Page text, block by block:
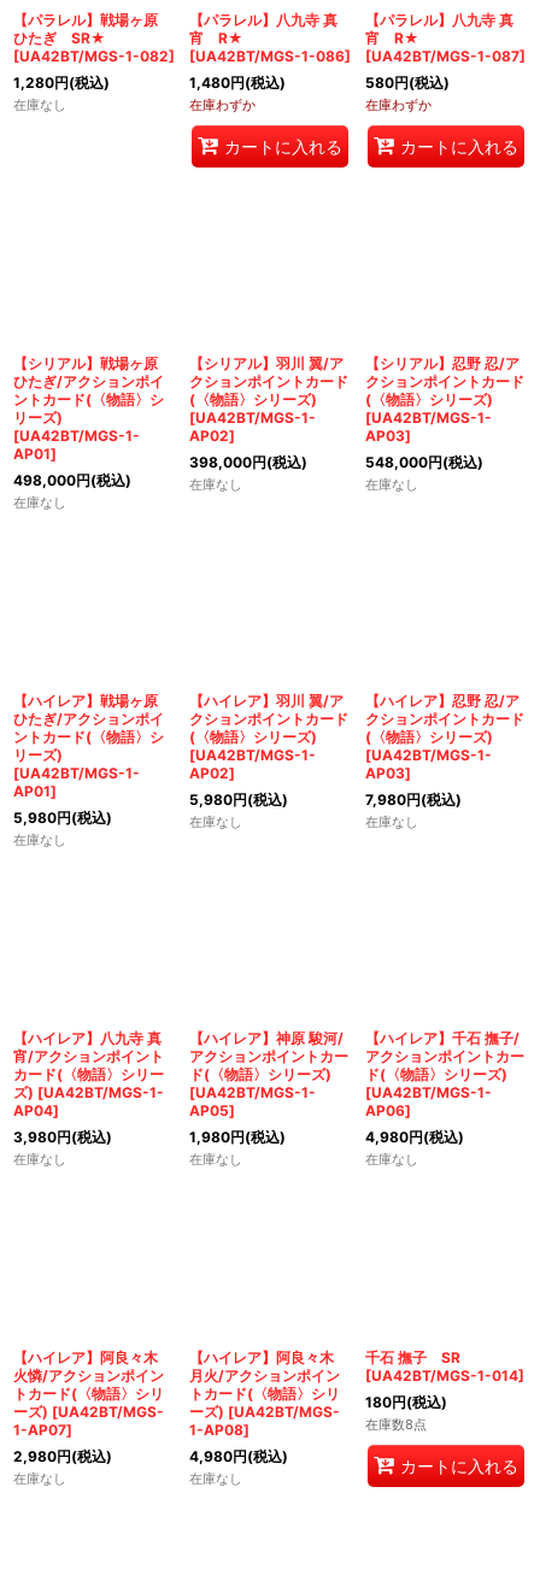
【パラレル】戦場ヶ原
ひたぎ SR★
[UA42BT/MGS-1-082]
1,280円(税込)
在庫なし
【パラレル】八九寺 真
宵 R★
[UA42BT/MGS-1-086]
1,480円(税込)
在庫わずか
カートに入れる
【パラレル】八九寺 真
宵 R★
[UA42BT/MGS-1-087]
580円(税込)
在庫わずか
カートに入れる
【シリアル】戦場ヶ原
ひたぎ/アクションポイ
ントカード(〈物語〉シ
リーズ)
[UA42BT/MGS-1-
AP01]
498,000円(税込)
在庫なし
【シリアル】羽川 翼/ア
クションポイントカード
(〈物語〉シリーズ)
[UA42BT/MGS-1-
AP02]
398,000円(税込)
在庫なし
【シリアル】忍野 忍/ア
クションポイントカード
(〈物語〉シリーズ)
[UA42BT/MGS-1-
AP03]
548,000円(税込)
在庫なし
【ハイレア】戦場ヶ原
ひたぎ/アクションポイ
ントカード(〈物語〉シ
リーズ)
[UA42BT/MGS-1-
AP01]
5,980円(税込)
在庫なし
【ハイレア】羽川 翼/ア
クションポイントカード
(〈物語〉シリーズ)
[UA42BT/MGS-1-
AP02]
5,980円(税込)
在庫なし
【ハイレア】忍野 忍/ア
クションポイントカード
(〈物語〉シリーズ)
[UA42BT/MGS-1-
AP03]
7,980円(税込)
在庫なし
【ハイレア】八九寺 真
宵/アクションポイント
カード(〈物語〉シリー
ズ) [UA42BT/MGS-1-
AP04]
3,980円(税込)
在庫なし
【ハイレア】神原 駿河/
アクションポイントカー
ド(〈物語〉シリーズ)
[UA42BT/MGS-1-
AP05]
1,980円(税込)
在庫なし
【ハイレア】千石 撫子/
アクションポイントカー
ド(〈物語〉シリーズ)
[UA42BT/MGS-1-
AP06]
4,980円(税込)
在庫なし
【ハイレア】阿良々木
火憐/アクションポイン
トカード(〈物語〉シリ
ーズ) [UA42BT/MGS-
1-AP07]
2,980円(税込)
在庫なし
【ハイレア】阿良々木
月火/アクションポイン
トカード(〈物語〉シリ
ーズ) [UA42BT/MGS-
1-AP08]
4,980円(税込)
在庫なし
千石 撫子 SR
[UA42BT/MGS-1-014]
180円(税込)
在庫数8点
カートに入れる